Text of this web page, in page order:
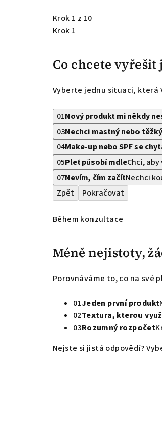
Krok 1 z 10
Krok 1
Co chcete vyřešit
Vyberte jednu situaci, která
01Nový produkt mi někdy
03Nechci mastný nebo
04Make-up nebo SPF se
05Pleť působí mdleChci,
07Nevím, čím začítNechci
Zpět
Pokračovat
Během konzultace
Méně nejistoty,
Porovnáváme to, co na své
01Jeden první produkt
02Textura, kterou
03Rozumný rozpočet
Nejste si jistá odpovědí?